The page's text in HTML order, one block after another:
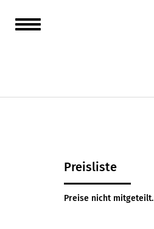
Preisliste
Preise nicht mitgeteilt.